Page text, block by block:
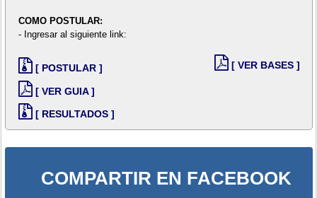
COMO POSTULAR:
- Ingresar al siguiente link:
[ POSTULAR ]
[ VER GUIA ]
[ RESULTADOS ]
[ VER BASES ]
COMPARTIR EN FACEBOOK